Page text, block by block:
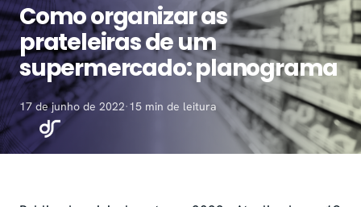
Como organizar as
prateleiras de um
supermercado: planograma
17 de junho de 2022·15 min de leitura